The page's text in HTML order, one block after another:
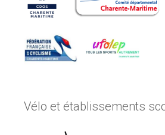
Vélo et établissements